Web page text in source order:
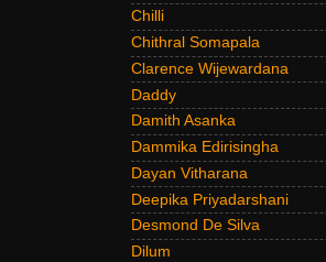
Chilli
Chithral Somapala
Clarence Wijewardana
Daddy
Damith Asanka
Dammika Edirisingha
Dayan Vitharana
Deepika Priyadarshani
Desmond De Silva
Dilum